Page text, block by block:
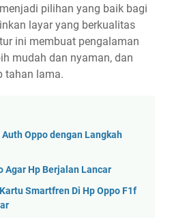
pilihan yang baik bagi
layar yang berkualitas
ini membuat pengalaman
mudah dan nyaman, dan
tahan lama.
Oppo dengan Langkah
Agar Hp Berjalan Lancar
Smartfren Di Hp Oppo F1f